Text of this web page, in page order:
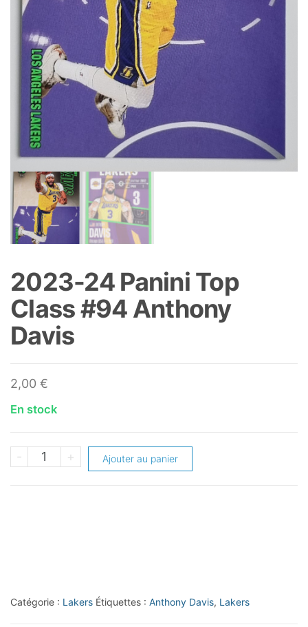
2023-24 Panini Top
Class #94 Anthony
Davis
2,00 €
En stock
-
quantité
Anthony
+ Ajouter au panier
Catégorie : Lakers Étiquettes : Anthony Davis, Lakers